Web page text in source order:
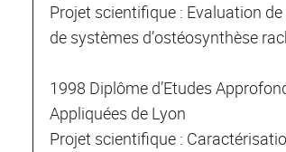
Projet scientifique : Evaluation
de systèmes d’ostéosynthèse
1998 Diplôme d’Etudes
Appliquées de Lyon
Projet scientifique :